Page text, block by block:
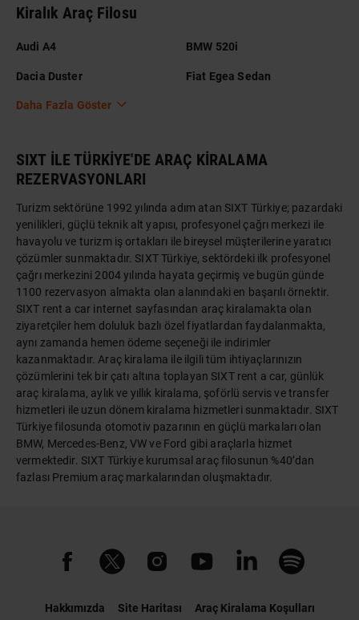
Kiralık Araç Filosu
Audi A4 BMW 520i
Dacia Duster Fiat Egea Sedan
Daha Fazla Göster
SIXT İLE TÜRKİYE'DE ARAÇ KİRALAMA
REZERVASYONLARI
Turizm sektörüne 1992 yılında adım atan SIXT Türkiye; pazardaki
yenilikleri, güçlü teknik alt yapısı, profesyonel çağrı merkezi ile
havayolu ve turizm iş ortakları ile bireysel müşterilerine yaratıcı
çözümler sunmaktadır. SIXT Türkiye, sektördeki ilk profesyonel
çağrı merkezini 2004 yılında hayata geçirmiş ve bugün günde
1100 rezervasyon almakta olan alanındaki en başarılı örnektir.
SIXT rent a car internet sayfasından araç kiralamakta olan
ziyaretçiler hem doluluk bazlı özel fiyatlardan faydalanmakta,
aynı zamanda hemen ödeme seçeneği ile indirimler
kazanmaktadır. Araç kiralama ile ilgili tüm ihtiyaçlarınızın
çözümlerini tek bir çatı altına toplayan SIXT rent a car, günlük
araç kiralama, aylık ve yıllık kiralama, şoförlü servis ve transfer
hizmetleri ile uzun dönem kiralama hizmetleri sunmaktadır. SIXT
Türkiye filosunda otomotiv pazarının en güçlü markaları olan
BMW, Mercedes-Benz, VW ve Ford gibi araçlarla hizmet
vermektedir. SIXT Türkiye kurumsal araç filosunun %40’dan
fazlası Premium araç markalarından oluşmaktadır.
Hakkımızda Site Haritası Araç Kiralama Koşulları